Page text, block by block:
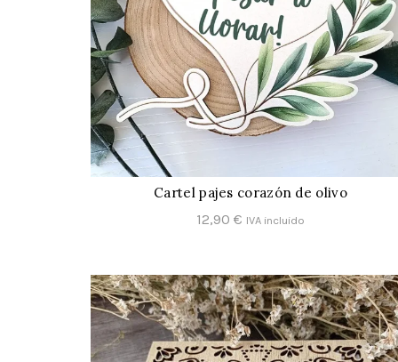
CONFIGURAR
Cartel pajes corazón de olivo
12,90 € IVA incluido